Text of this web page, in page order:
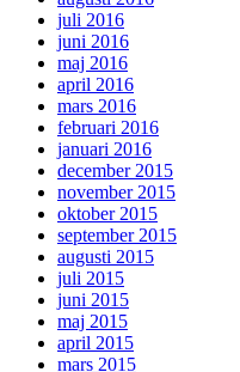
juli 2016
juni 2016
maj 2016
april 2016
mars 2016
februari 2016
januari 2016
december 2015
november 2015
oktober 2015
september 2015
augusti 2015
juli 2015
juni 2015
maj 2015
april 2015
mars 2015